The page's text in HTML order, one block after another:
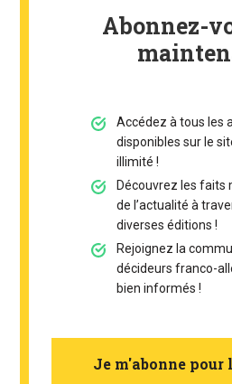
Abonnez-
Accédez à tous les
disponibles sur le
illimité !
Découvrez les faits
de l’actualité à
diverses éditions !
Rejoignez la
décideurs franco-
bien informés !
Je m'abonne